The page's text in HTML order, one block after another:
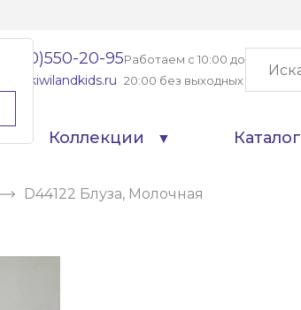
8(800)550-20-95
info@kiwilandkids.ru
Работаем с 10:00 до
20:00 без выходных
Коллекции Каталог
D44122 Блуза, Молочная